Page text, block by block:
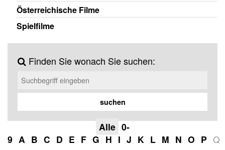
Österreichische Filme
Spielfilme
Finden Sie wonach Sie suchen:
Alle 0-
9 A B C D E F G H I J K L M N O P Q